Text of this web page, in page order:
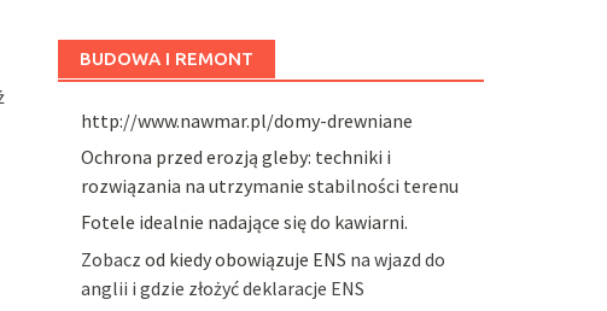
BUDOWA I REMONT
http://www.nawmar.pl/domy-drewniane
Ochrona przed erozją gleby: techniki i
rozwiązania na utrzymanie stabilności terenu
Fotele idealnie nadające się do kawiarni.
Zobacz od kiedy obowiązuje ENS na wjazd do
anglii i gdzie złożyć deklaracje ENS